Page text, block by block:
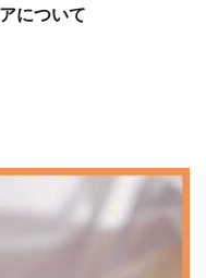
について